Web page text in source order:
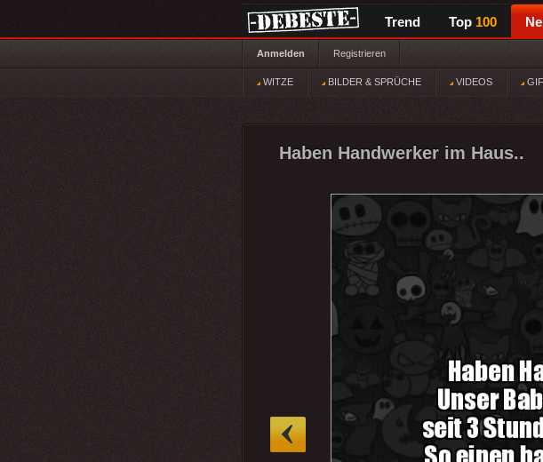
Trend Top 100
Anmelden Registrieren
WITZE BILDER & SPRÜCHE VIDEOS
Haben Handwerker im Haus..